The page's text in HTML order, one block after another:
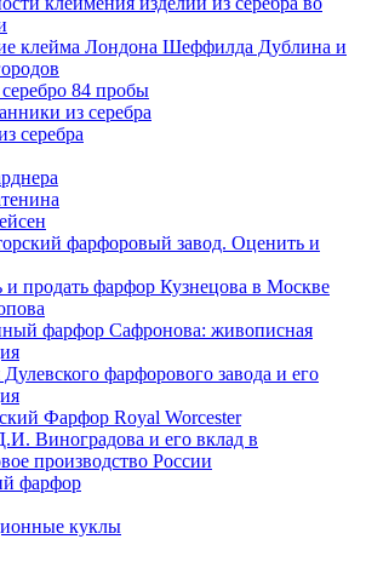
клейма Лондона Шеффилда Дублина и
84 пробы
из серебра
серебра
фарфоровый завод. Оценить и
продать фарфор Кузнецова в Москве
фарфор Сафронова: живописная
фарфорового завода и его
Фарфор Royal Worcester
Виноградова и его вклад в
производство России
фарфор
куклы